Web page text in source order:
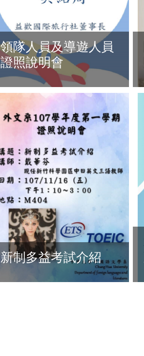
領隊人員及導遊人員
證照說明會
新制多益考試介紹